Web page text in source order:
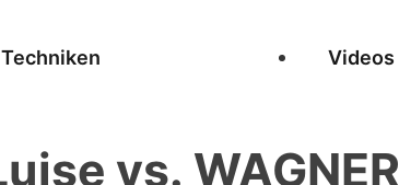
Techniken Videos
vs.